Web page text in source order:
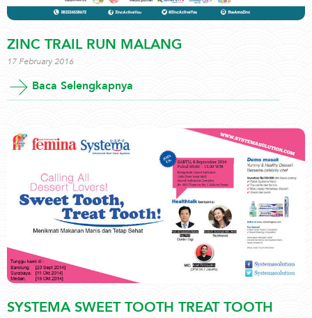
ZINC TRAIL RUN MALANG
17 February 2016
Baca Selengkapnya
SYSTEMA SWEET TOOTH TREAT TOOTH